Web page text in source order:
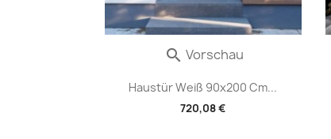
Haustür Weiß 90x200 Cm...
720,08 €
 Vorschau